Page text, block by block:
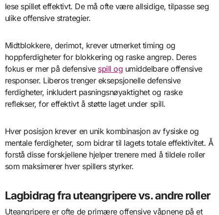
lese spillet effektivt. De må ofte være allsidige, tilpasse seg
ulike offensive strategier.
Midtblokkere, derimot, krever utmerket timing og
hoppferdigheter for blokkering og raske angrep. Deres
fokus er mer på defensive spill og umiddelbare offensive
responser. Liberos trenger eksepsjonelle defensive
ferdigheter, inkludert pasningsnøyaktighet og raske
reflekser, for effektivt å støtte laget under spill.
Hver posisjon krever en unik kombinasjon av fysiske og
mentale ferdigheter, som bidrar til lagets totale effektivitet. Å
forstå disse forskjellene hjelper trenere med å tildele roller
som maksimerer hver spillers styrker.
Lagbidrag fra uteangripere vs. andre roller
Uteangripere er ofte de primære offensive våpnene på et